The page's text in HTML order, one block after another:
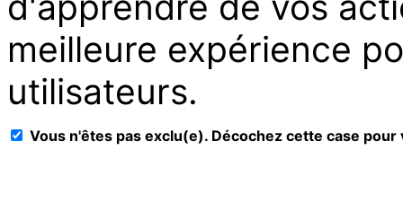
meilleure expérience
utilisateurs.
Vous n'êtes pas exclu(e). Décochez cette case pour